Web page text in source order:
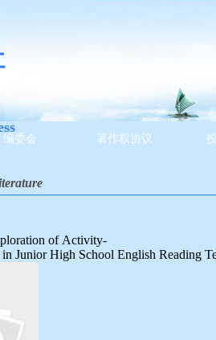
编委会 著作权协议
of Activity-
Junior High School English Reading